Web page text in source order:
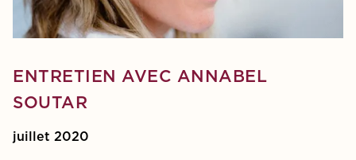
ENTRETIEN AVEC ANNABEL
SOUTAR
juillet 2020